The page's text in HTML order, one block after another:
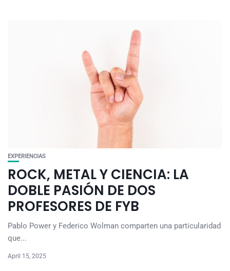
EXPERIENCIAS
ROCK, METAL Y CIENCIA: LA
DOBLE PASIÓN DE DOS
PROFESORES DE FYB
Pablo Power y Federico Wolman comparten una particularidad
que...
April 15, 2025